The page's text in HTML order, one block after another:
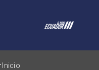
Inicio